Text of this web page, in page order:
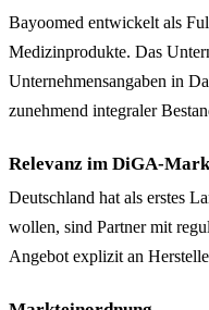
Bayoomed entwickelt als
Medizinprodukte. Das
Unternehmensangaben in
zunehmend integraler
Relevanz im DiGA-
Deutschland hat als erstes
wollen, sind Partner mit
Angebot explizit an